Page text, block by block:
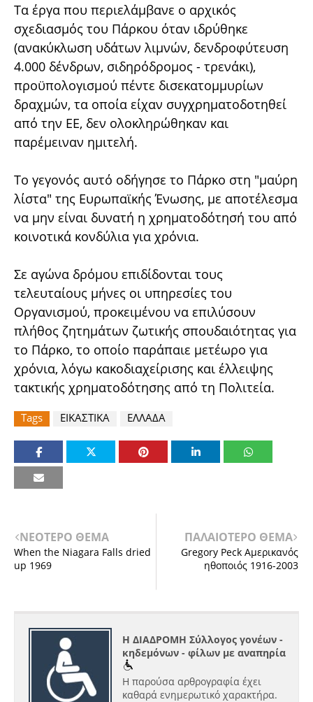
Τα έργα που περιελάμβανε ο αρχικός
σχεδιασμός του Πάρκου όταν ιδρύθηκε
(ανακύκλωση υδάτων λιμνών, δενδροφύτευση
4.000 δένδρων, σιδηρόδρομος - τρενάκι),
προϋπολογισμού πέντε δισεκατομμυρίων
δραχμών, τα οποία είχαν συγχρηματοδοτηθεί
από την ΕΕ, δεν ολοκληρώθηκαν και
παρέμειναν ημιτελή.
Το γεγονός αυτό οδήγησε το Πάρκο στη "μαύρη
λίστα" της Ευρωπαϊκής Ένωσης, με αποτέλεσμα
να μην είναι δυνατή η χρηματοδότησή του από
κοινοτικά κονδύλια για χρόνια.
Σε αγώνα δρόμου επιδίδονται τους
τελευταίους μήνες οι υπηρεσίες του
Οργανισμού, προκειμένου να επιλύσουν
πλήθος ζητημάτων ζωτικής σπουδαιότητας για
το Πάρκο, το οποίο παράπαιε μετέωρο για
χρόνια, λόγω κακοδιαχείρισης και έλλειψης
τακτικής χρηματοδότησης από τη Πολιτεία.
Tags ΕΙΚΑΣΤΙΚΑ ΕΛΛΑΔΑ
ΝΕΟΤΕΡΟ ΘΕΜΑ
When the Niagara Falls dried
up 1969
ΠΑΛΑΙΟΤΕΡΟ ΘΕΜΑ
Gregory Peck Αμερικανός
ηθοποιός 1916-2003
Η ΔΙΑΔΡΟΜΗ Σύλλογος γονέων -
κηδεμόνων - φίλων με αναπηρία
Η παρούσα αρθρογραφία έχει
καθαρά ενημερωτικό χαρακτήρα.